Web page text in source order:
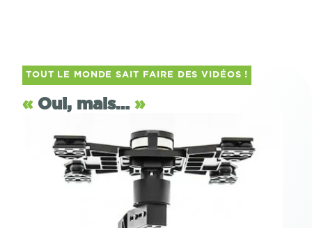
TOUT LE MONDE SAIT FAIRE DES VIDÉOS !
«Oui, mais… »